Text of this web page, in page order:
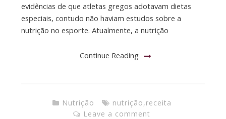
evidências de que atletas gregos adotavam dietas
especiais, contudo não haviam estudos sobre a
nutrição no esporte. Atualmente, a nutrição
Continue Reading
Nutrição nutrição,receita
Leave a comment